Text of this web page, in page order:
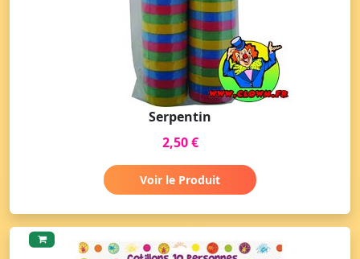
Serpentin
2,50 €
Voir le Produit